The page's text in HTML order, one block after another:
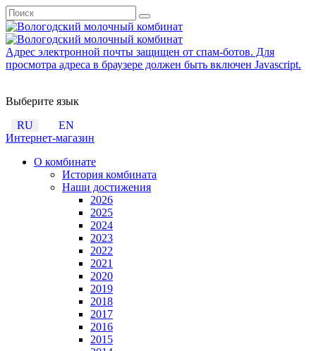
Адрес электронной почты защищен от спам-ботов. Для
просмотра адреса в браузере должен быть включен Javascript.
Выберите язык
RU
EN
Интернет-магазин
О комбинате
История комбината
Наши достижения
2026
2025
2024
2023
2022
2021
2020
2019
2018
2017
2016
2015